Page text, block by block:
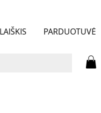
PARDUOTUVĖ